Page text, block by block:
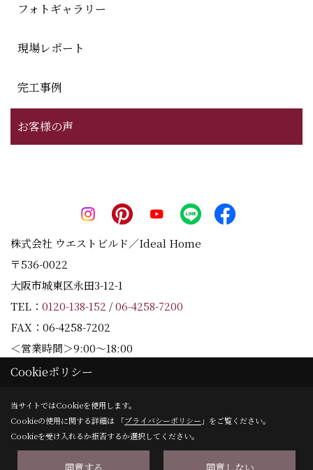
フォトギャラリー
現場レポート
完工事例
お客様の声
株式会社 ウエストビルド／Ideal Home
〒536-0022
大阪市城東区永田3-12-1
TEL： 0120-138-152 /06-4258-7200
FAX：06-4258-7202
＜営業時間＞9:00～18:00
＜定休日＞水曜日
Copyright (c) Westbuild Corporation. All Rights Reserved.
Cookieポリシー
当サイトではCookieを使用します。
Cookieの使用に関する詳細は 「プライバシーポリシー 」をご覧ください。
Cookieを受け入れるか拒否するか選択してください。
同意する 同意しない